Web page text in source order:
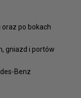
oraz po bokach
gniazd i portów
Benz